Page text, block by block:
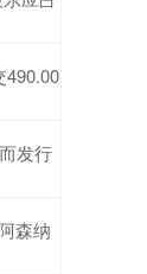
490.00
发行
森纳